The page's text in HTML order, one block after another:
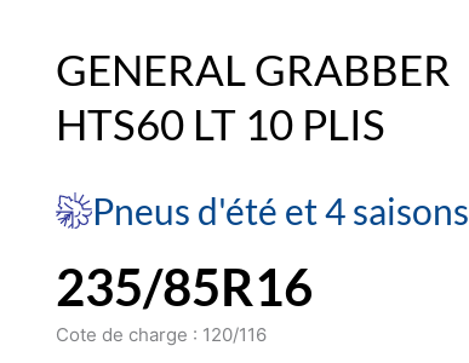
GENERAL GRABBER
HTS60 LT 10 PLIS
Pneus d'été et 4 saisons
235/85R16
Cote de charge : 120/116